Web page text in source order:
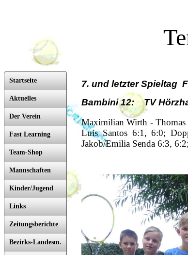
Startseite
Aktuelles
Der Verein
Fast Learning
Team-Shop
Mannschaften
Kinder/Jugend
Links
Zeitungsberichte
Bezirks-Landesm.
7. und letzter Spieltag
Bambini 12: TV
Maximilian Wirth - Thomas
Luis Santos 6:1, 6:0;
Jakob/Emilia Senda 6:3, 6:2;